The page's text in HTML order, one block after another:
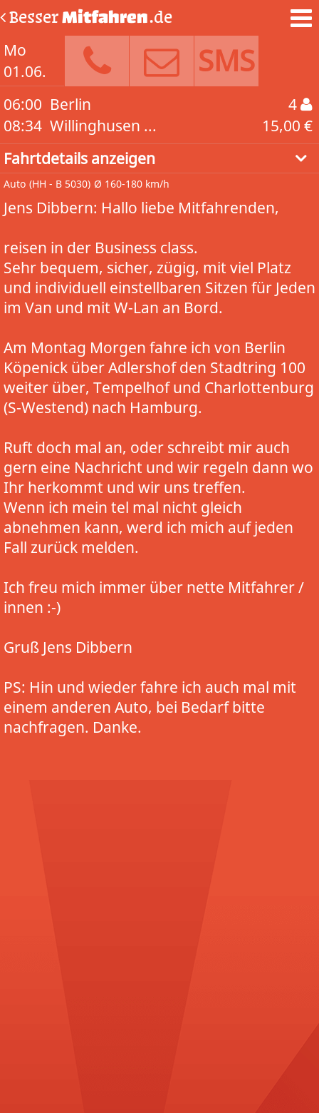
BesserMitfahren.de
Mo
01.06.
SMS
06:00
08:34
Berlin
Willinghusen ...
4
15,00 €
Fahrtdetails anzeigen
Auto (HH - B 5030) Ø 160-180 km/h
Jens Dibbern: Hallo liebe Mitfahrenden,
reisen in der Business class.
Sehr bequem, sicher, zügig, mit viel Platz
und individuell einstellbaren Sitzen für Jeden
im Van und mit W-Lan an Bord.
Am Montag Morgen fahre ich von Berlin
Köpenick über Adlershof den Stadtring 100
weiter über, Tempelhof und Charlottenburg
(S-Westend) nach Hamburg.
Ruft doch mal an, oder schreibt mir auch
gern eine Nachricht und wir regeln dann wo
Ihr herkommt und wir uns treffen.
Wenn ich mein tel mal nicht gleich
abnehmen kann, werd ich mich auf jeden
Fall zurück melden.
Ich freu mich immer über nette Mitfahrer /
innen :-)
Gruß Jens Dibbern
PS: Hin und wieder fahre ich auch mal mit
einem anderen Auto, bei Bedarf bitte
nachfragen. Danke.